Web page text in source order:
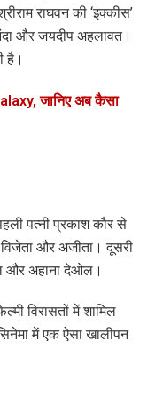
राघवन की ‘इक्कीस’
और जयदीप अहलावत।
है।
जानिए अब कैसा
पत्नी प्रकाश कौर से
और अजीता। दूसरी
और अहाना देओल।
विरासतों में शामिल
में एक ऐसा खालीपन